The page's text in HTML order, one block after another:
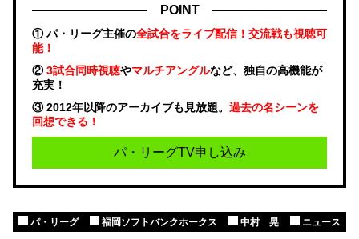
POINT
① パ・リーグ主催の全試合をライブ配信！交流戦も視聴可
能！
②3試合同時視聴やマルチアングルなど、独自の高機能が
充実！
③ 2012年以降のアーカイブも見放題。 過去の名シーンを
回想できる！
パ・リーグTV申し込み
パ・リーグ 福岡ソフトバンクホークス 中村 晃 ニュース